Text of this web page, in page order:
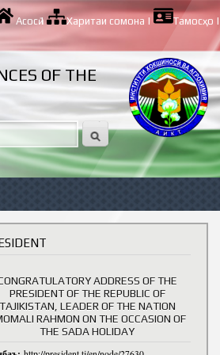
Асосӣ| Харитаи сомона | Тамосҳо |
OF THE
ADDRESS OF THE
PRESIDENT OF THE REPUBLIC OF
TAJIKISTAN, LEADER OF THE NATION
RAHMON ON THE OCCASION OF
THE SADA HOLIDAY